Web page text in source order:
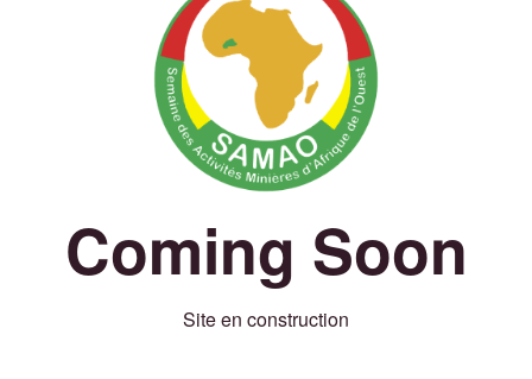
Coming Soon
Site en construction